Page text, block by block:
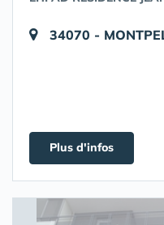
34070 -
Plus d'infos